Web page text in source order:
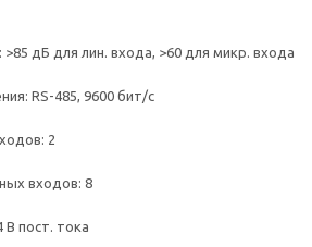
дБ для лин. входа, >60 для микр. входа
RS-485, 9600 бит/с
2
входов: 8
В пост. тока